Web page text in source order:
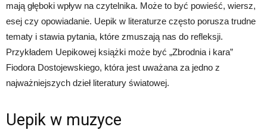
mają głęboki wpływ na czytelnika. Może to być powieść, wiersz,
esej czy opowiadanie. Uepik w literaturze często porusza trudne
tematy i stawia pytania, które zmuszają nas do refleksji.
Przykładem Uepikowej książki może być „Zbrodnia i kara”
Fiodora Dostojewskiego, która jest uważana za jedno z
najważniejszych dzieł literatury światowej.
Uepik w muzyce